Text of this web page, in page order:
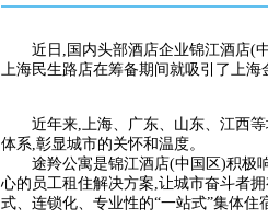
近日,国内头部酒店企业锦江酒店(
上海民生路店在筹备期间就吸引了上海
近年来,上海、广东、山东、江西
体系,彰显城市的关怀和温度。
途羚公寓是锦江酒店(中国区)积极
心的员工租住解决方案,让城市奋斗者
式、连锁化、专业性的“一站式”集体住